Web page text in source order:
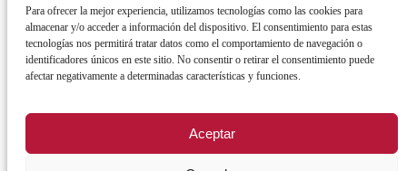
Para ofrecer la mejor experiencia, utilizamos tecnologías como las cookies para
almacenar y/o acceder a información del dispositivo. El consentimiento para estas
tecnologías nos permitirá tratar datos como el comportamiento de navegación o
identificadores únicos en este sitio. No consentir o retirar el consentimiento puede
afectar negativamente a determinadas características y funciones.
Aceptar
REGISTRO DE ACTIVIDADES DE TRATAMIENTO